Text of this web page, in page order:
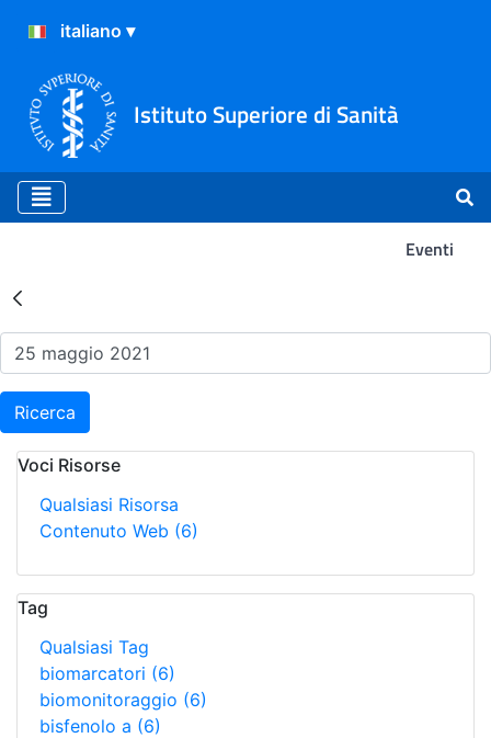
Istituto Superiore di Sanità
Eventi
Risultati della Ricerca -
Ricerca
Voci Risorse
Qualsiasi Risorsa
Contenuto Web (6)
Tag
Qualsiasi Tag
biomarcatori (6)
biomonitoraggio (6)
bisfenolo a (6)